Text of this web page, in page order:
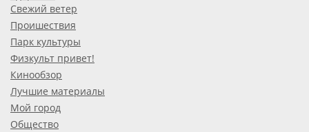
Свежий ветер
Проишествия
Парк культуры
Физкульт привет!
Кинообзор
Лучшие материалы
Мой город
Общество